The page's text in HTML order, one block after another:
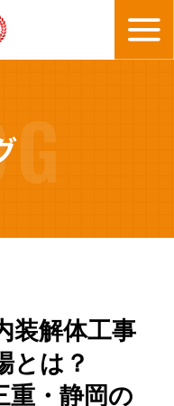
装解体工事
とは？
・静岡の